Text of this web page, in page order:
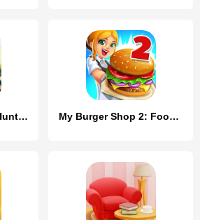
Wordington: Word Hunt & Design My Burger Shop 2: Food Game